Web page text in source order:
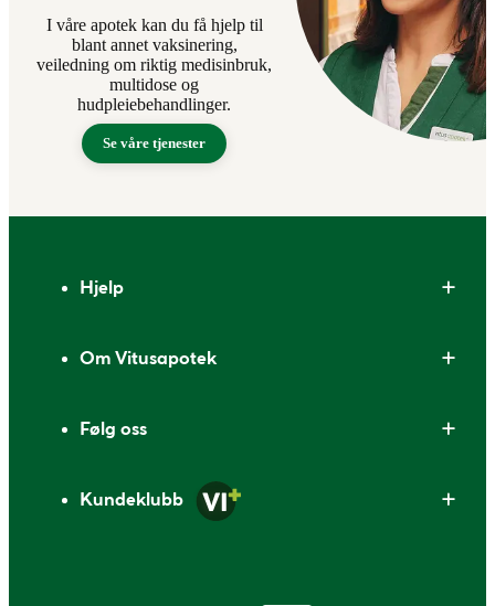
I våre apotek kan du få hjelp til
blant annet vaksinering,
veiledning om riktig medisinbruk,
multidose og
hudpleiebehandlinger.
Se våre tjenester
Hjelp
Om Vitusapotek
Følg oss
Kundeklubb